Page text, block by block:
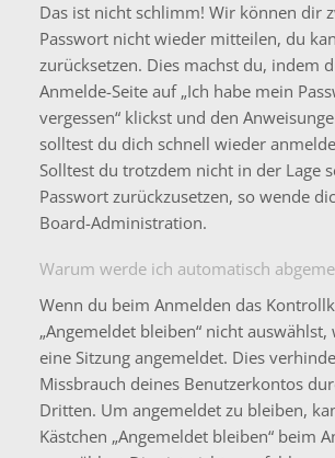
Das ist nicht schlimm! Wir können dir
Passwort nicht wieder mitteilen, du
zurücksetzen. Dies machst du, indem
Anmelde-Seite auf „Ich habe mein
vergessen“ klickst und den
solltest du dich schnell wieder
Solltest du trotzdem nicht in der Lage
Passwort zurückzusetzen, so wende
Board-Administration.
Warum werde ich automatisch
Wenn du beim Anmelden das
„Angemeldet bleiben“ nicht
eine Sitzung angemeldet. Dies
Missbrauch deines Benutzerkontos
Dritten. Um angemeldet zu bleiben,
Kästchen „Angemeldet bleiben“ beim